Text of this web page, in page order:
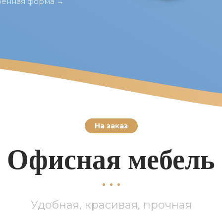
На заказ
Офисная мебель
Удобная, красивая, прочная